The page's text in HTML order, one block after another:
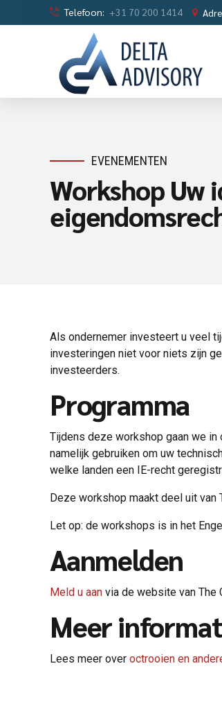
Telefoon: +31 70 200 1414
EVENEMENTEN
Workshop
Als ondernemer investeert u veel
investeringen niet voor niets zijn
investeerders.
Programma
Tijdens deze workshop gaan we in
namelijk gebruiken om uw
welke landen een IE-recht
Deze workshop maakt deel uit van
Let op: de workshops is in het
Aanmelden
Meld u aan via de website van The
Meer
Lees meer over octrooien en